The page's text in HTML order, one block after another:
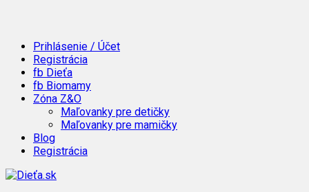
Prihlásenie / Účet
Registrácia
fb Dieťa
fb Biomamy
Zóna Z&O
Maľovanky pre detičky
Maľovanky pre mamičky
Blog
Registrácia